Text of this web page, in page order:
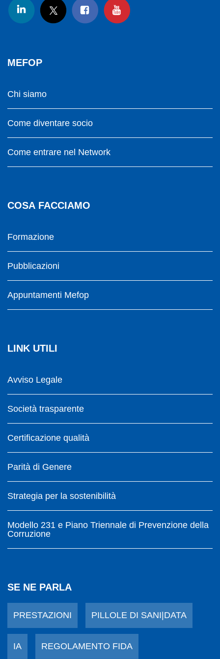
MEFOP
Chi siamo
Come diventare socio
Come entrare nel Network
COSA FACCIAMO
Formazione
Pubblicazioni
Appuntamenti Mefop
LINK UTILI
Avviso Legale
Società trasparente
Certificazione qualità
Parità di Genere
Strategia per la sostenibilità
Modello 231 e Piano Triennale di Prevenzione della
Corruzione
SE NE PARLA
PRESTAZIONI PILLOLE DI SANI|DATA
IA REGOLAMENTO FIDA